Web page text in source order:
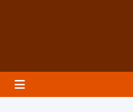
Groundzeronews